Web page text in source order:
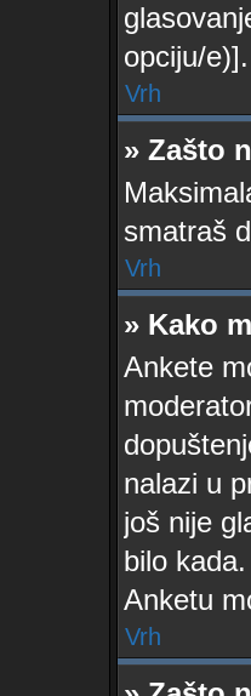
opciju/e)].
Vrh
» Zašto
smatraš
Vrh
» Kako
Ankete
nalazi u
još nije
bilo kada.
Anketu
Vrh